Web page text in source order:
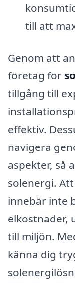
till att
Genom att
företag för
tillgång till
effektiv.
navigera
aspekter, så
solenergi.
innebär inte
elkostnader,
till miljön.
känna dig